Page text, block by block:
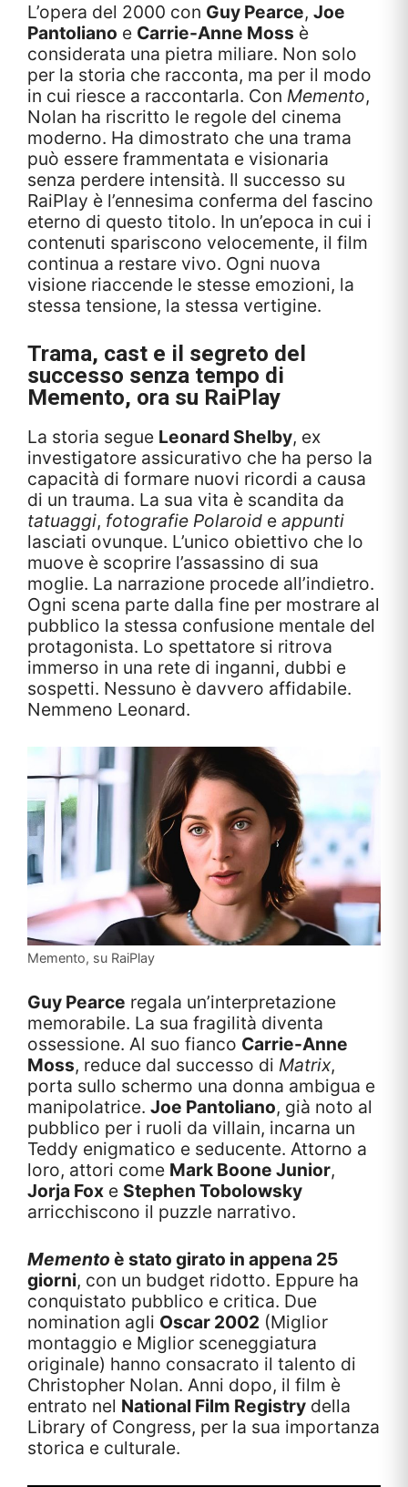
L’opera del 2000 con Guy Pearce, Joe
Pantoliano e Carrie-Anne Moss è
considerata una pietra miliare. Non solo
per la storia che racconta, ma per il modo
in cui riesce a raccontarla. Con Memento,
Nolan ha riscritto le regole del cinema
moderno. Ha dimostrato che una trama
può essere frammentata e visionaria
senza perdere intensità. Il successo su
RaiPlay è l’ennesima conferma del fascino
eterno di questo titolo. In un’epoca in cui i
contenuti spariscono velocemente, il film
continua a restare vivo. Ogni nuova
visione riaccende le stesse emozioni, la
stessa tensione, la stessa vertigine.
Trama, cast e il segreto del
successo senza tempo di
Memento, ora su RaiPlay
La storia segue Leonard Shelby, ex
investigatore assicurativo che ha perso la
capacità di formare nuovi ricordi a causa
di un trauma. La sua vita è scandita da
tatuaggi, fotografie Polaroid e appunti
lasciati ovunque. L’unico obiettivo che lo
muove è scoprire l’assassino di sua
moglie. La narrazione procede all’indietro.
Ogni scena parte dalla fine per mostrare al
pubblico la stessa confusione mentale del
protagonista. Lo spettatore si ritrova
immerso in una rete di inganni, dubbi e
sospetti. Nessuno è davvero affidabile.
Nemmeno Leonard.
Memento, su RaiPlay
Guy Pearce regala un’interpretazione
memorabile. La sua fragilità diventa
ossessione. Al suo fianco Carrie-Anne
Moss, reduce dal successo di Matrix,
porta sullo schermo una donna ambigua e
manipolatrice. Joe Pantoliano, già noto al
pubblico per i ruoli da villain, incarna un
Teddy enigmatico e seducente. Attorno a
loro, attori come Mark Boone Junior,
Jorja Fox e Stephen Tobolowsky
arricchiscono il puzzle narrativo.
Memento è stato girato in appena 25
giorni, con un budget ridotto. Eppure ha
conquistato pubblico e critica. Due
nomination agli Oscar 2002 (Miglior
montaggio e Miglior sceneggiatura
originale) hanno consacrato il talento di
Christopher Nolan. Anni dopo, il film è
entrato nel National Film Registry della
Library of Congress, per la sua importanza
storica e culturale.